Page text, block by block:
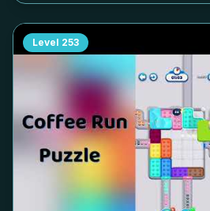
Level 253